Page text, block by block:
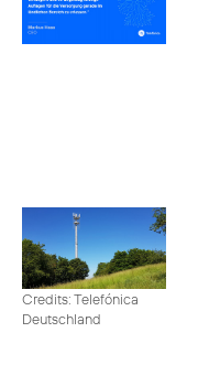
Credits: Telefónica
Deutschland